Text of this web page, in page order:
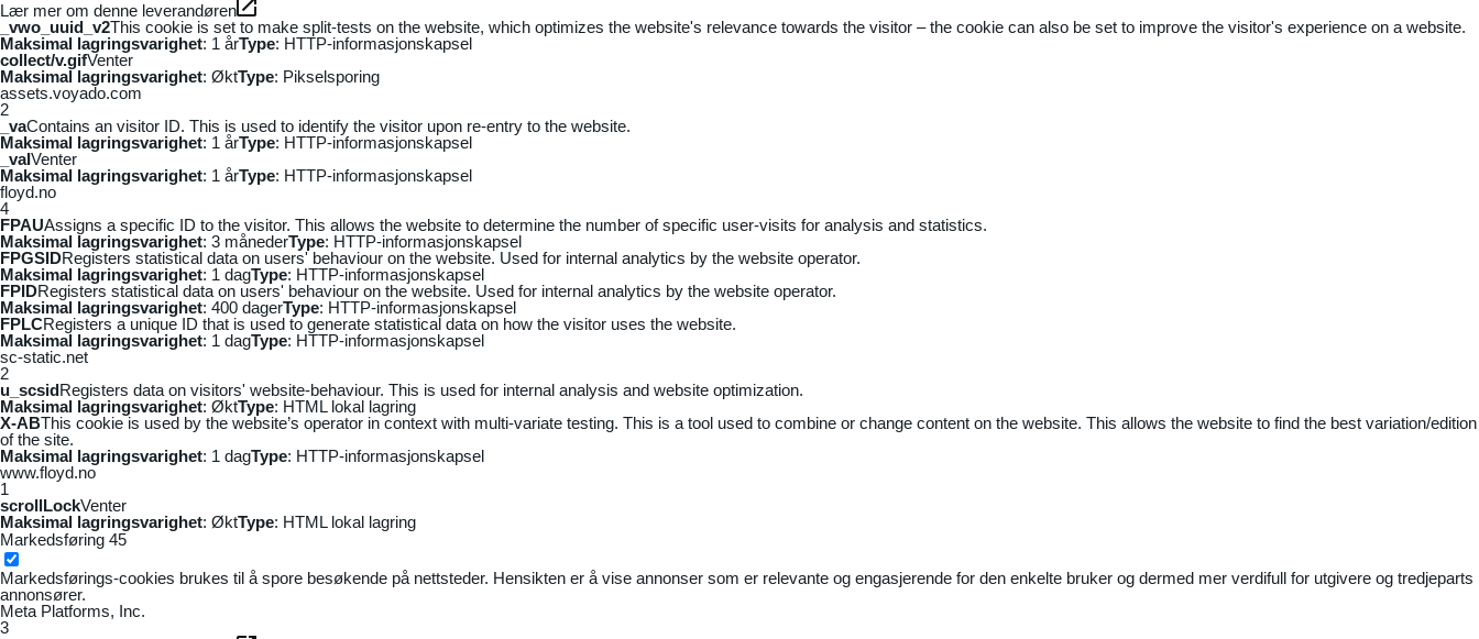
Lær mer om denne leverandøren
_vwo_uuid_v2This cookie is set to make split-tests on the website, which optimizes the website's relevance towards the visitor – the cookie can also be set to improve the visitor's experience on a website.
Maksimal lagringsvarighet: 1 årType: HTTP-informasjonskapsel
collect/v.gifVenter
Maksimal lagringsvarighet: ØktType: Pikselsporing
assets.voyado.com
2
_vaContains an visitor ID. This is used to identify the visitor upon re-entry to the website.
Maksimal lagringsvarighet: 1 årType: HTTP-informasjonskapsel
_vaIVenter
Maksimal lagringsvarighet: 1 årType: HTTP-informasjonskapsel
floyd.no
4
FPAUAssigns a specific ID to the visitor. This allows the website to determine the number of specific user-visits for analysis and statistics.
Maksimal lagringsvarighet: 3 månederType: HTTP-informasjonskapsel
FPGSIDRegisters statistical data on users' behaviour on the website. Used for internal analytics by the website operator.
Maksimal lagringsvarighet: 1 dagType: HTTP-informasjonskapsel
FPIDRegisters statistical data on users' behaviour on the website. Used for internal analytics by the website operator.
Maksimal lagringsvarighet: 400 dagerType: HTTP-informasjonskapsel
FPLCRegisters a unique ID that is used to generate statistical data on how the visitor uses the website.
Maksimal lagringsvarighet: 1 dagType: HTTP-informasjonskapsel
sc-static.net
2
u_scsidRegisters data on visitors' website-behaviour. This is used for internal analysis and website optimization.
Maksimal lagringsvarighet: ØktType: HTML lokal lagring
X-ABThis cookie is used by the website’s operator in context with multi-variate testing. This is a tool used to combine or change content on the website. This allows the website to find the best variation/edition
of the site.
Maksimal lagringsvarighet: 1 dagType: HTTP-informasjonskapsel
www.floyd.no
1
scrollLockVenter
Maksimal lagringsvarighet: ØktType: HTML lokal lagring
Markedsføring 45
Markedsførings-cookies brukes til å spore besøkende på nettsteder. Hensikten er å vise annonser som er relevante og engasjerende for den enkelte bruker og dermed mer verdifull for utgivere og tredjeparts
annonsører.
Meta Platforms, Inc.
3